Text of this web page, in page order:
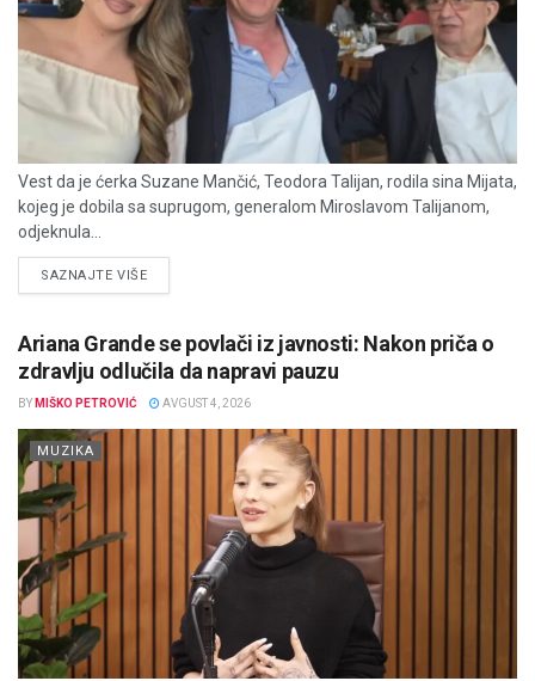
Vest da je ćerka Suzane Mančić, Teodora Talijan, rodila sina Mijata,
kojeg je dobila sa suprugom, generalom Miroslavom Talijanom,
odjeknula...
SAZNAJTE VIŠEDETAILS
Ariana Grande se povlači iz javnosti: Nakon priča o
zdravlju odlučila da napravi pauzu
BY MIŠKO PETROVIĆ AVGUST 4, 2026
MUZIKA